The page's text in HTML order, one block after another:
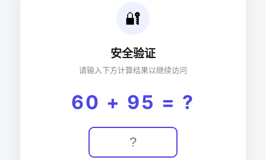
🔐
安全验证
请输入下方计算结果以继续访问
60 + 95 = ?